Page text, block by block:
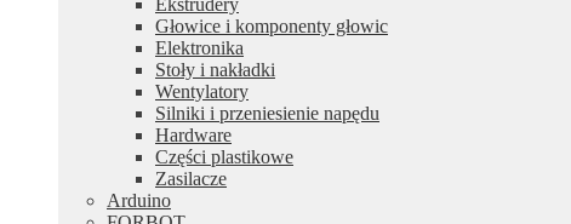
Ekstrudery
Głowice i komponenty głowic
Elektronika
Stoły i nakładki
Wentylatory
Silniki i przeniesienie napędu
Hardware
Części plastikowe
Zasilacze
Arduino